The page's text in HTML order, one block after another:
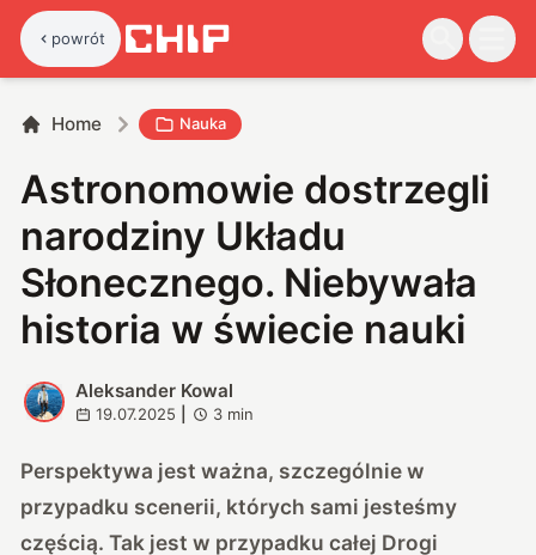
powrót
Home Nauka
Astronomowie dostrzegli
narodziny Układu
Słonecznego. Niebywała
historia w świecie nauki
A
Aleksander Kowal
19.07.2025 3 min
Perspektywa jest ważna, szczególnie w
przypadku scenerii, których sami jesteśmy
częścią. Tak jest w przypadku całej Drogi